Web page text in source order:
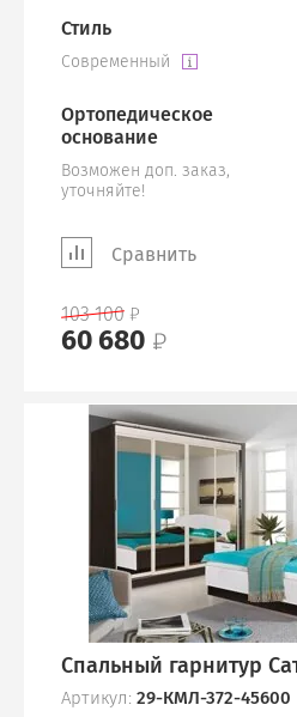
Стиль
Современный
Ортопедическое
основание
Возможен доп. заказ,
уточняйте!
Сравнить
103 100
60 680
Спальный гарнитур
Артикул: 29-КМЛ-372-45600